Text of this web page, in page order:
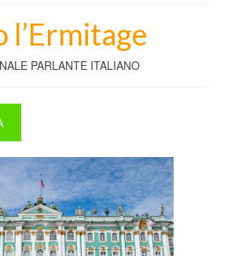
l’Ermitage
PARLANTE ITALIANO